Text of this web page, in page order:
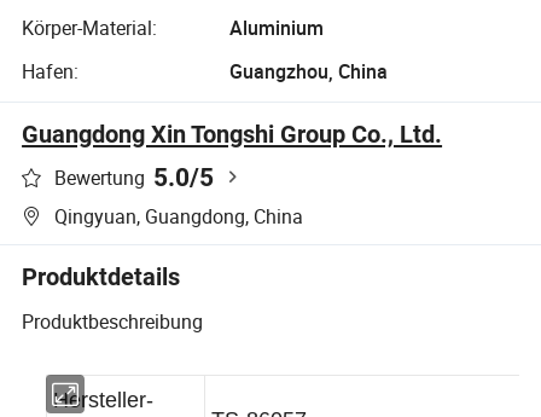
Körper-Material:
Aluminium
Hafen:
Guangzhou, China
Guangdong Xin Tongshi Group Co., Ltd.
Bewertung 5.0/5
Qingyuan, Guangdong, China
Produktdetails
Produktbeschreibung